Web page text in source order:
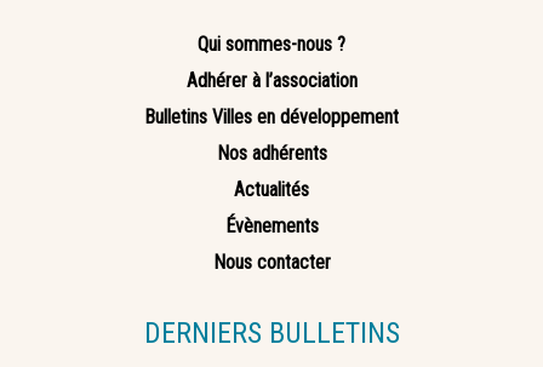
Qui sommes-nous ?
Adhérer à l’association
Bulletins Villes en développement
Nos adhérents
Actualités
Évènements
Nous contacter
DERNIERS BULLETINS